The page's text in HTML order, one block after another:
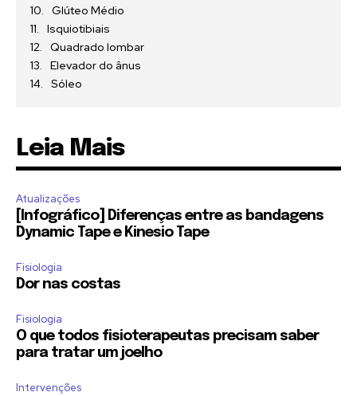
Glúteo Médio
Isquiotibiais
Quadrado lombar
Elevador do ânus
Sóleo
Leia Mais
Atualizações
[Infográfico] Diferenças entre as bandagens
Dynamic Tape e Kinesio Tape
Fisiologia
Dor nas costas
Fisiologia
O que todos fisioterapeutas precisam saber
para tratar um joelho
Intervenções